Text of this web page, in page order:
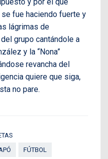
fue haciendo fuerte y
lágrimas de
grupo cantándole a
y la “Nona”
revancha del
quiere que siga,
no pare.
FÚTBOL